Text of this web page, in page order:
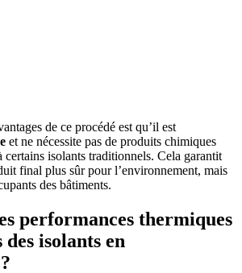
de ce procédé est qu’il est
et ne nécessite pas de produits chimiques
certains isolants traditionnels. Cela garantit
final plus sûr pour l’environnement, mais
des bâtiments.
performances thermiques
isolants en